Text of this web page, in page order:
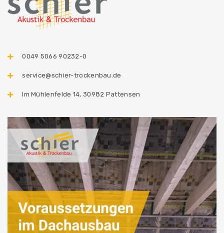
0049 5066 90232-0
service@schier-trockenbau.de
Im Mühlenfelde 14, 30982 Pattensen